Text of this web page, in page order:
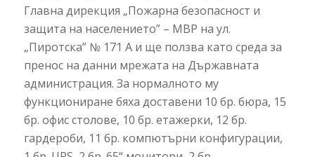
Главна дирекция „Пожарна безопасност и
защита на населението” – МВР на ул.
„Пиротска” № 171 А и ще ползва като среда за
пренос на данни мрежата на Държавната
администрация. За нормалното му
функциониране бяха доставени 10 бр. бюра, 15
бр. офис столове, 10 бр. етажерки, 12 бр.
гардероби, 11 бр. компютърни конфигурации,